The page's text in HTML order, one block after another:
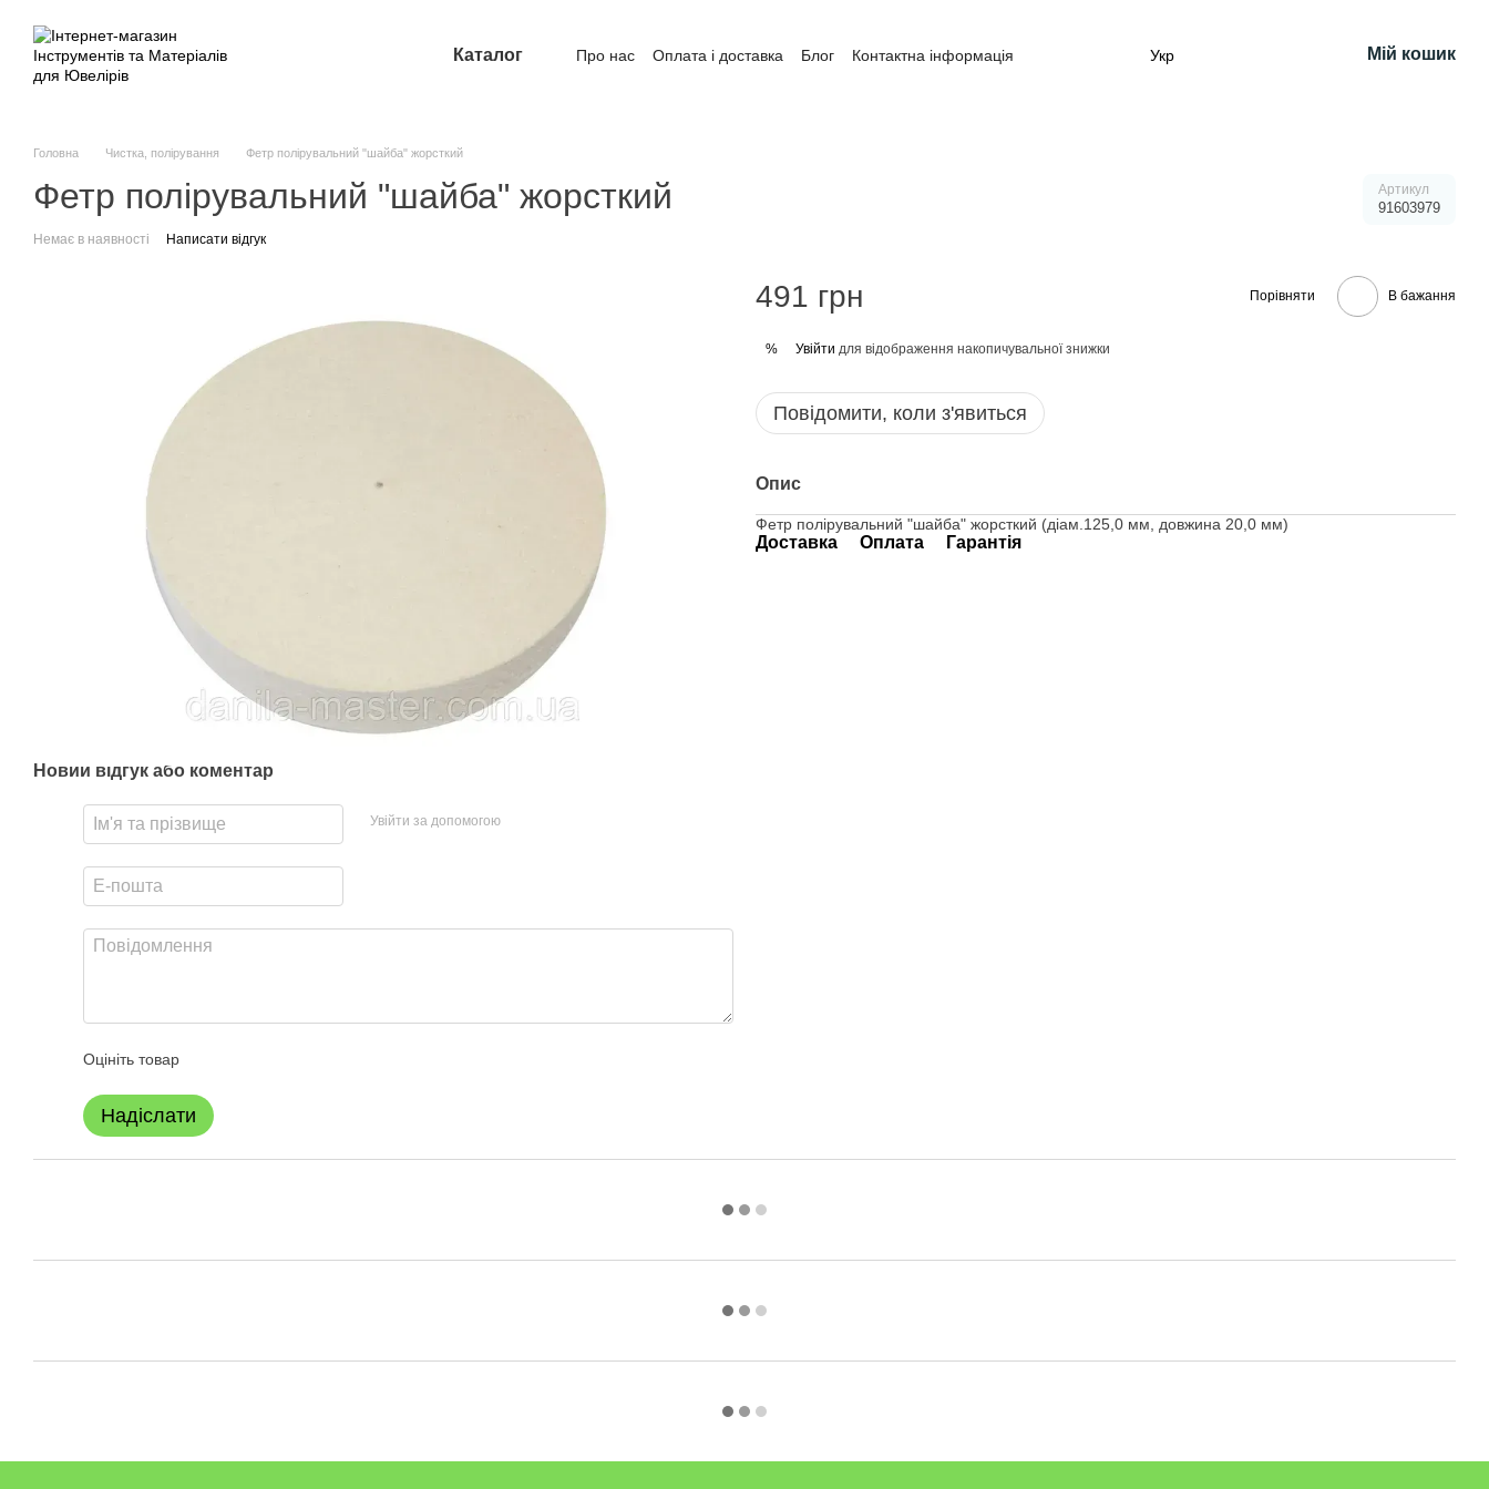
Каталог Про нас Оплата і доставка Блог Контактна інформація Укр Мій кошик
Головна Чистка, полірування Фетр полірувальний "шайба" жорсткий
Фетр полірувальний "шайба" жорсткий Артикул
91603979
Немає в наявності Написати відгук
Новий відгук або коментар
Увійти за допомогою
Оцініть товар
Надіслати
491 грн Порівняти В бажання
% Увійти для відображення накопичувальної знижки
Повідомити, коли з'явиться
Опис
Фетр полірувальний "шайба" жорсткий (діам.125,0 мм, довжина 20,0 мм)
Доставка Оплата Гарантія